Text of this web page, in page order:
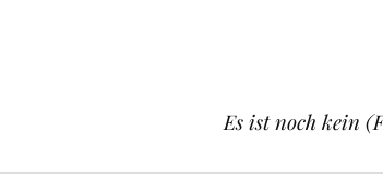
Es ist noch kein